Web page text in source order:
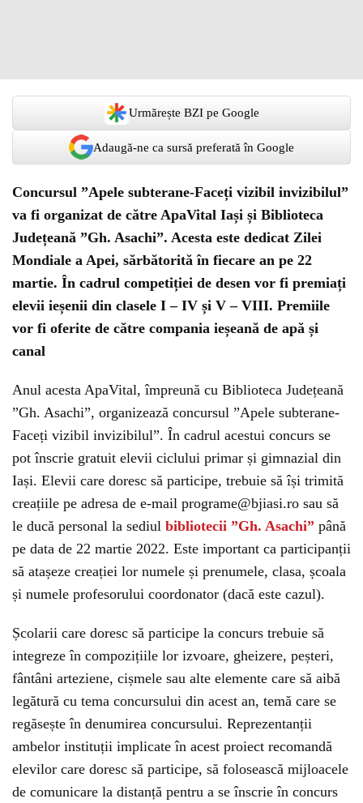
Urmărește BZI pe Google
Adaugă-ne ca sursă preferată în Google
Concursul ”Apele subterane-Faceți vizibil invizibilul”
va fi organizat de către ApaVital Iași și Biblioteca
Județeană ”Gh. Asachi”. Acesta este dedicat Zilei
Mondiale a Apei, sărbătorită în fiecare an pe 22
martie. În cadrul competiției de desen vor fi premiați
elevii ieșenii din clasele I – IV și V – VIII. Premiile
vor fi oferite de către compania ieșeană de apă și
canal
Anul acesta ApaVital, împreună cu Biblioteca Județeană
”Gh. Asachi”, organizează concursul ”Apele subterane-
Faceți vizibil invizibilul”. În cadrul acestui concurs se
pot înscrie gratuit elevii ciclului primar și gimnazial din
Iași. Elevii care doresc să participe, trebuie să își trimită
creațiile pe adresa de e-mail programe@bjiasi.ro sau să
le ducă personal la sediul bibliotecii ”Gh. Asachi” până
pe data de 22 martie 2022. Este important ca participanții
să atașeze creației lor numele și prenumele, clasa, școala
și numele profesorului coordonator (dacă este cazul).
Școlarii care doresc să participe la concurs trebuie să
integreze în compozițiile lor izvoare, gheizere, peșteri,
fântâni arteziene, cișmele sau alte elemente care să aibă
legătură cu tema concursului din acest an, temă care se
regăsește în denumirea concursului. Reprezentanții
ambelor instituții implicate în acest proiect recomandă
elevilor care doresc să participe, să folosească mijloacele
de comunicare la distanță pentru a se înscrie în concurs